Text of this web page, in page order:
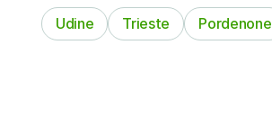
Udine Trieste Pordenone